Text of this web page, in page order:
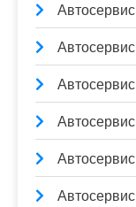
Автосервис
Автосервис
Автосервис
Автосервис
Автосервис
Автосервис